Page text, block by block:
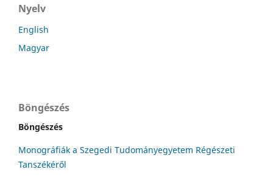
Nyelv
English
Magyar
Böngészés
Böngészés
Monográfiák a Szegedi Tudományegyetem Régészeti
Tanszékéről